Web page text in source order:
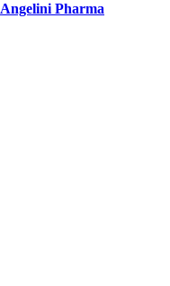
Angelini Pharma